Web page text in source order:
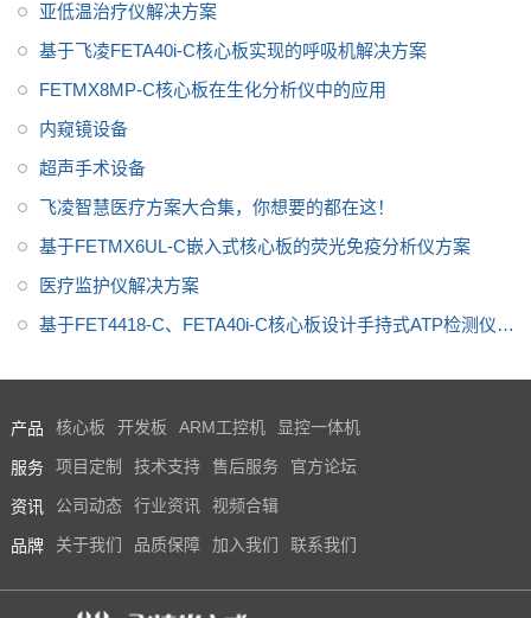
市，更多i.MX8M核心板产品、解
决方案详情，欢迎致电飞凌嵌入
亚低温治疗仪解决方案
基于飞凌FETA40i-C核心板实现的呼吸机解决方案
FETMX8MP-C核心板在生化分析仪中的应用
内窥镜设备
超声手术设备
飞凌智慧医疗方案大合集，你想要的都在这！
基于FETMX6UL-C嵌入式核心板的荧光免疫分析仪方案
医疗监护仪解决方案
基于FET4418-C、FETA40i-C核心板设计手持式ATP检测仪方
产品 核心板 开发板 ARM工控机 显控一体机
服务 项目定制 技术支持 售后服务 官方论坛
资讯 公司动态 行业资讯 视频合辑
品牌 关于我们 品质保障 加入我们 联系我们